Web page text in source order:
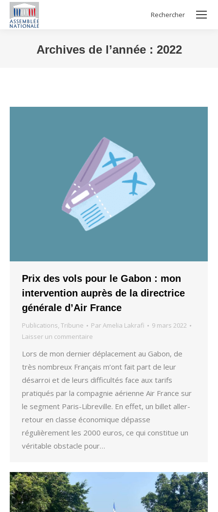
Search:
Rechercher
Archives de l’année : 2022
Prix des vols pour le Gabon : mon
intervention auprès de la directrice
générale d’Air France
Publications, Tribune ParAmelia Lakrafi
9 mars 2022
Laisser un commentaire
Lors de mon dernier déplacement au Gabon, de
très nombreux Français m’ont fait part de leur
désarroi et de leurs difficultés face aux tarifs
pratiqués par la compagnie aérienne Air France sur
le segment Paris-Libreville. En effet, un billet aller-
retour en classe économique dépasse
régulièrement les 2000 euros, ce qui constitue un
véritable obstacle pour…